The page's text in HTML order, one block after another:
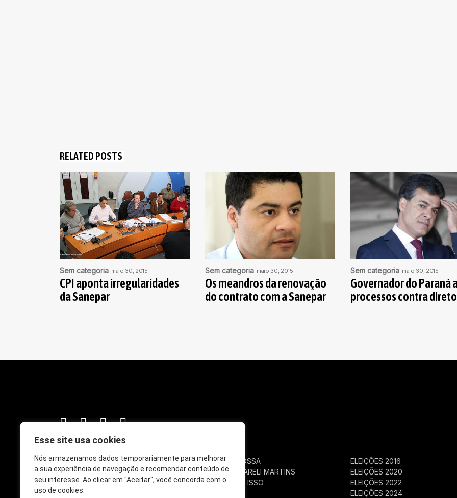
Esse site usa cookies
Nós armazenamos dados temporariamente para melhorar
a sua experiência de navegação e recomendar conteúdo de
seu interesse. Ao clicar em "Aceitar", você concorda com o
uso de cookies.
RELATED POSTS
Sem categoria maio 30, 2015
CPI aponta irregularidades
da Sanepar
Sem categoria maio 30, 2015
Os meandros da renovação
do contrato com a Sanepar
Sem categoria maio 30, 2015
Governador do Paraná
processos contra
PONTA GROSSA
SOBRE A MARELI MARTINS
ENQUANTO ISSO
ELEIÇÕES 2016
ELEIÇÕES 2020
ELEIÇÕES 2022
ELEIÇÕES 2024